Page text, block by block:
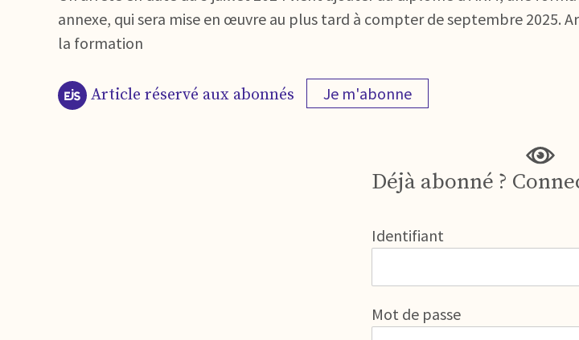
annexe, qui sera mise en œuvre au plus tard à compter de septembre 2025.
la formation
Article réservé aux abonnés Je m'abonne
Déjà abonné ?
Identifiant
Mot de passe